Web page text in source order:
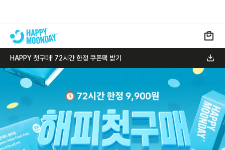
HAPPY 첫구매! 72시간 한정 쿠폰팩 받기